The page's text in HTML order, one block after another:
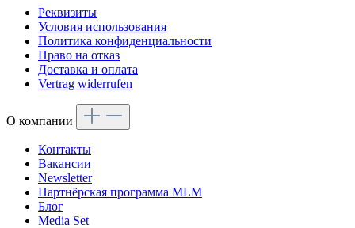
Реквизиты
Условия использования
Политика конфиденциальности
Право на отказ
Доставка и оплата
Vertrag widerrufen
О компании
Контакты
Вакансии
Newsletter
Партнёрская программа MLM
Блог
Media Set